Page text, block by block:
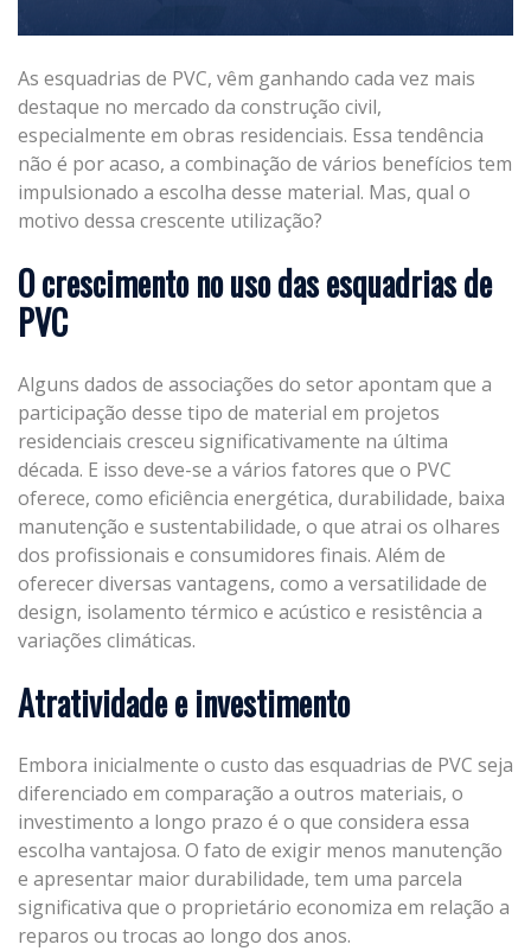
As esquadrias de PVC, vêm ganhando cada vez mais
destaque no mercado da construção civil,
especialmente em obras residenciais. Essa tendência
não é por acaso, a combinação de vários benefícios tem
impulsionado a escolha desse material. Mas, qual o
motivo dessa crescente utilização?
O crescimento no uso das esquadrias de
PVC
Alguns dados de associações do setor apontam que a
participação desse tipo de material em projetos
residenciais cresceu significativamente na última
década. E isso deve-se a vários fatores que o PVC
oferece, como eficiência energética, durabilidade, baixa
manutenção e sustentabilidade, o que atrai os olhares
dos profissionais e consumidores finais. Além de
oferecer diversas vantagens, como a versatilidade de
design, isolamento térmico e acústico e resistência a
variações climáticas.
Atratividade e investimento
Embora inicialmente o custo das esquadrias de PVC seja
diferenciado em comparação a outros materiais, o
investimento a longo prazo é o que considera essa
escolha vantajosa. O fato de exigir menos manutenção
e apresentar maior durabilidade, tem uma parcela
significativa que o proprietário economiza em relação a
reparos ou trocas ao longo dos anos.